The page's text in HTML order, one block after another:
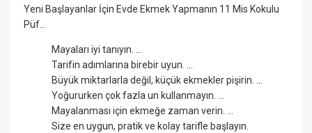
Yeni Başlayanlar İçin Evde Ekmek Yapmanın 11 Mis Kokulu
Püf...
Mayaları iyi tanıyın. ...
Tarifin adımlarına birebir uyun. ...
Büyük miktarlarla değil, küçük ekmekler pişirin. ...
Yoğururken çok fazla un kullanmayın. ...
Mayalanması için ekmeğe zaman verin. ...
Size en uygun, pratik ve kolay tarifle başlayın.